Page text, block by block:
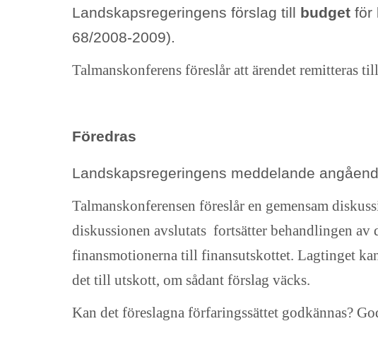
Landskapsregeringens förslag till budget för
68/2008-2009).
Talmanskonferens föreslår att ärendet remitteras
Föredras
Landskapsregeringens meddelande
Talmanskonferensen föreslår en gemensam
diskussionen avslutats fortsätter behandlingen av
finansmotionerna till finansutskottet. Lagtinget
det till utskott, om sådant förslag väcks.
Kan det föreslagna förfaringssättet godkännas?